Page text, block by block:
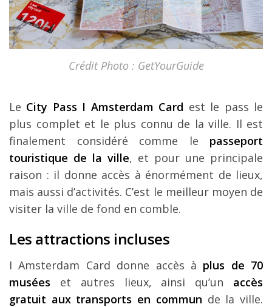
Crédit Photo : GetYourGuide
Le City Pass I Amsterdam Card est le pass le
plus complet et le plus connu de la ville. Il est
finalement considéré comme le passeport
touristique de la ville, et pour une principale
raison : il donne accès à énormément de lieux,
mais aussi d’activités. C’est le meilleur moyen de
visiter la ville de fond en comble.
Les attractions incluses
I Amsterdam Card donne accès à plus de 70
musées et autres lieux, ainsi qu’un accès
gratuit aux transports en commun de la ville.